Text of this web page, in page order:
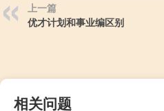
上一篇
优才计划和事业编区别
相关问题